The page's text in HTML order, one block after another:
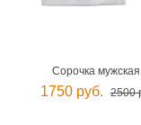
Сорочка мужская
1750 руб. 2500